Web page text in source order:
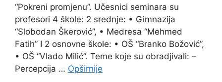
“Pokreni promjenu”. Učesnici seminara su
profesori 4 škole: 2 srednje: • Gimnazija
“Slobodan Škerović”, • Medresa “Mehmed
Fatih” I 2 osnovne škole: • OŠ “Branko Božović”,
• OŠ “Vlado Milić”. Teme koje su obradjivali: –
Percepcija … Opširnije